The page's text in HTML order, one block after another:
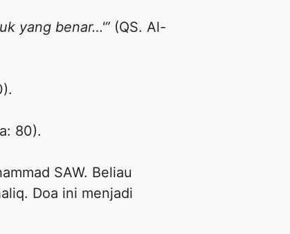
yang benar…'” (QS. Al-
80).
SAW. Beliau
Doa ini menjadi